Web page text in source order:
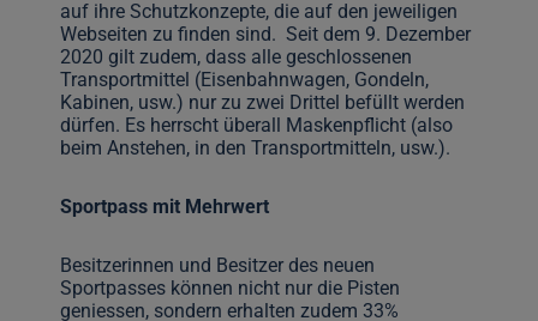
auf ihre Schutzkonzepte, die auf den jeweiligen
Webseiten zu finden sind. Seit dem 9. Dezember
2020 gilt zudem, dass alle geschlossenen
Transportmittel (Eisenbahnwagen, Gondeln,
Kabinen, usw.) nur zu zwei Drittel befüllt werden
dürfen. Es herrscht überall Maskenpflicht (also
beim Anstehen, in den Transportmitteln, usw.).
Sportpass mit Mehrwert
Besitzerinnen und Besitzer des neuen
Sportpasses können nicht nur die Pisten
geniessen, sondern erhalten zudem 33%